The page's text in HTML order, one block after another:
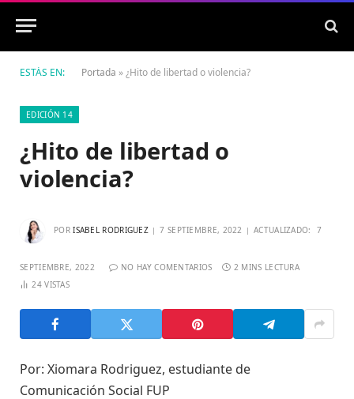
ESTÁS EN: Portada » ¿Hito de libertad o violencia?
EDICIÓN 14
¿Hito de libertad o
violencia?
POR ISABEL RODRIGUEZ 7 SEPTIEMBRE, 2022 ACTUALIZADO: 7
SEPTIEMBRE, 2022 NO HAY COMENTARIOS
2 MINS LECTURA
24VISTAS
Por: Xiomara Rodriguez, estudiante de
Comunicación Social FUP